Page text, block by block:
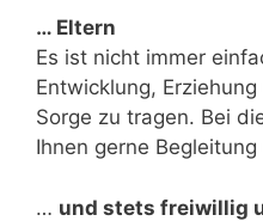
… Eltern
Es ist nicht immer
Entwicklung,
Sorge zu tragen. Bei
Ihnen gerne
… und stets freiwillig